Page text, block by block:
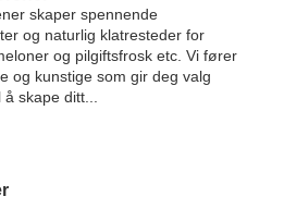
skaper spennende
og naturlig klatresteder for
og pilgiftsfrosk etc. Vi fører
og kunstige som gir deg valg
å skape ditt...